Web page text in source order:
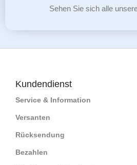
Sehen Sie sich alle
Kundendienst
Service & Information
Versanten
Rücksendung
Bezahlen